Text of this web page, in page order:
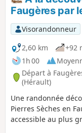
Faugères par
Visorandonneur
2,60 km
+92
1h 00
Départ à
(Hérault)
Une randonnée
Pierres Sèches en
accessible au plus